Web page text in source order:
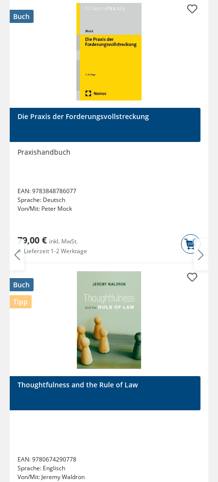
Buch
Die Praxis der Forderungsvollstreckung
Praxishandbuch
EAN:9783848786077
Sprache: Deutsch
Von/Mit: Peter Mock
79,00 € inkl. MwSt.
Lieferzeit 1-2 Werktage
Buch
Tipp
Thoughtfulness and the Rule of Law
EAN:9780674290778
Sprache: Englisch
Von/Mit: Jeremy Waldron